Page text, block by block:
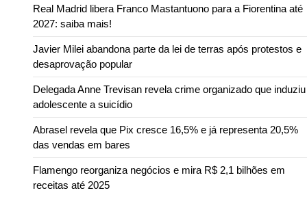
Real Madrid libera Franco Mastantuono para a Fiorentina até
2027: saiba mais!
Javier Milei abandona parte da lei de terras após protestos e
desaprovação popular
Delegada Anne Trevisan revela crime organizado que induziu
adolescente a suicídio
Abrasel revela que Pix cresce 16,5% e já representa 20,5%
das vendas em bares
Flamengo reorganiza negócios e mira R$ 2,1 bilhões em
receitas até 2025